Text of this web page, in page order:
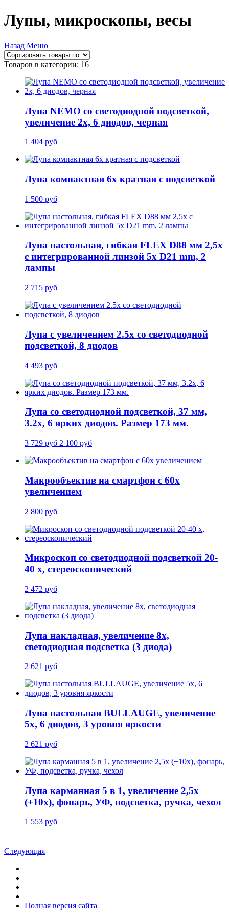
Лупы, микроскопы, весы
Назад Меню
Товаров в категории: 16
Лупа NEMO со светодиодной подсветкой,
увеличение 2х, 6 диодов, черная
1 404 руб
Лупа компактная 6х кратная с подсветкой
1 500 руб
Лупа настольная, гибкая FLEX D88 мм 2,5x
с интегрированной линзой 5x D21 mm, 2
лампы
2 715 руб
Лупа с увеличением 2.5x со светодиодной
подсветкой, 8 диодов
4 493 руб
Лупа со светодиодной подсветкой, 37 мм,
3.2x, 6 ярких диодов. Размер 173 мм.
3 729 руб 2 100 руб
Макрообъектив на смартфон с 60x
увеличением
2 800 руб
Микроскоп со светодиодной подсветкой 20-
40 х, стереоскопический
2 472 руб
Лупа накладная, увеличение 8х,
светодиодная подсветка (3 диода)
2 621 руб
Лупа настольная BULLAUGE, увеличение
5x, 6 диодов, 3 уровня яркости
2 621 руб
Лупа карманная 5 в 1, увеличение 2,5x
(+10х), фонарь, УФ, подсветка, ручка, чехол
1 553 руб
Следующая
Полная версия сайта